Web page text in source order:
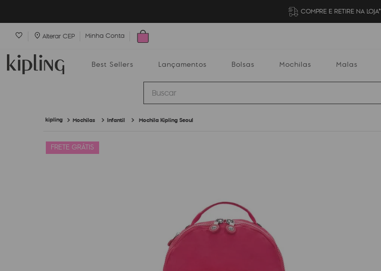
COMPRE E RETIRE NA LOJA*
Alterar CEP Minha Conta
Best Sellers Lançamentos Bolsas Mochilas Malas
Buscar
Mochilas Infantil Mochila Kipling Seoul
FRETE GRÁTIS